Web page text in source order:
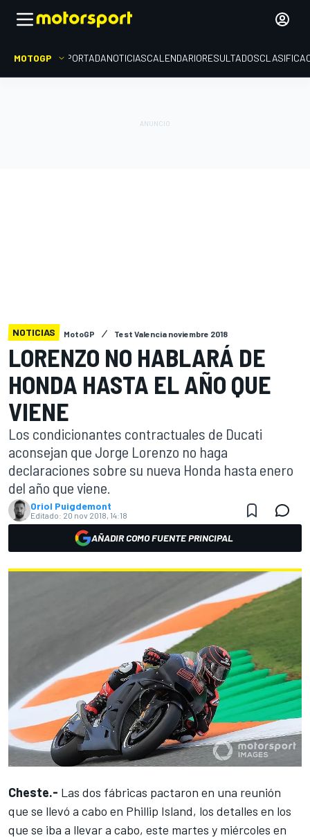
MOTOGP PORTADANOTICIASCALENDARIORESULTADOS
NOTICIAS MotoGP Test Valencia noviembre 2018
LORENZO NO HABLARÁ DE
HONDA HASTA EL AÑO QUE
VIENE
Los condicionantes contractuales de Ducati
aconsejan que Jorge Lorenzo no haga
declaraciones sobre su nueva Honda hasta enero
del año que viene.
Oriol Puigdemont
Editado: 20 nov 2018, 14:18
AÑADIR COMO FUENTE PRINCIPAL
Cheste.- Las dos fábricas pactaron en una reunión
que se llevó a cabo en Phillip Island, los detalles en los
que se iba a llevar a cabo, este martes y miércoles en